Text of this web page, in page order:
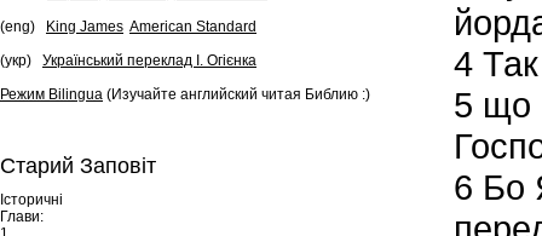
(eng)
King James American Standard
(укр)
Український переклад І. Огієнка
Режим Bilingua (Изучайте английский читая Библию :)
Старий Заповіт
Історичні
Глави:
4
5 що
6 Бо